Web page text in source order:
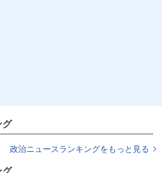
グ
政治ニュースランキングをもっと見る